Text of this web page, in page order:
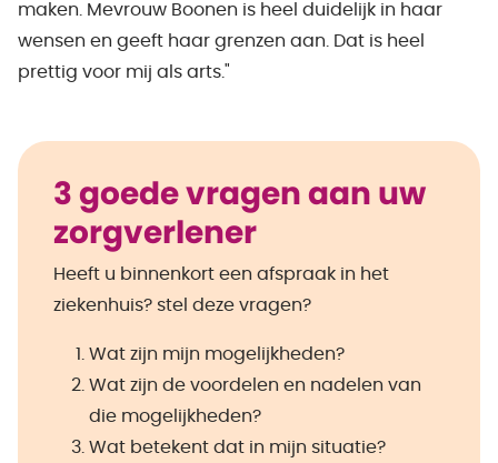
maken. Mevrouw Boonen is heel duidelijk in haar
wensen en geeft haar grenzen aan. Dat is heel
prettig voor mij als arts."
3 goede vragen aan uw
zorgverlener
Heeft u binnenkort een afspraak in het
ziekenhuis? stel deze vragen?
Wat zijn mijn mogelijkheden?
Wat zijn de voordelen en nadelen van
die mogelijkheden?
Wat betekent dat in mijn situatie?